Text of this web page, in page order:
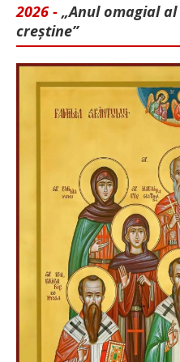
2026 - „Anul omagial
creștine”